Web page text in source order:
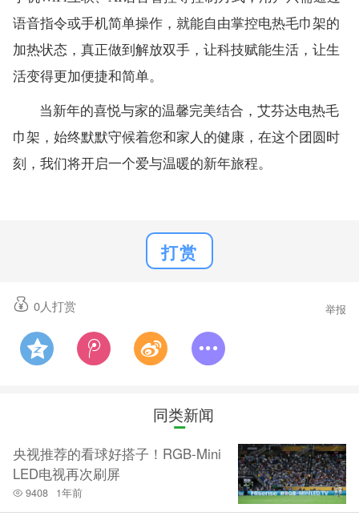
语音指令或手机简单操作，就能自由掌控电热毛巾架的
加热状态，真正做到解放双手，让科技赋能生活，让生
活变得更加便捷和简单。
当新年的喜悦与家的温馨完美结合，艾芬达电热毛
巾架，始终默默守候着您和家人的健康，在这个团圆时
刻，我们将开启一个爱与温暖的新年旅程。
打赏
0人打赏 举报
同类新闻
央视推荐的看球好搭子！RGB-Mini
LED电视再次刷屏
9408 1年前